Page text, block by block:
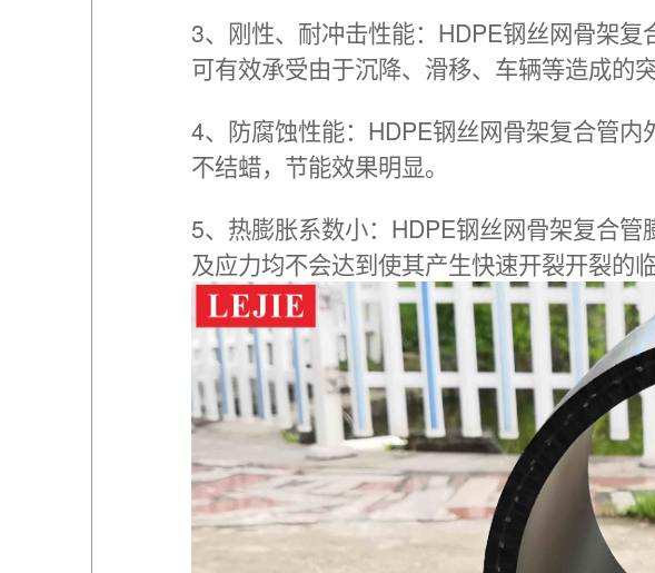
3、刚性、耐冲击性能：HDPE钢丝网骨架
可有效承受由于沉降、滑移、车辆等造成的
4、防腐蚀性能：HDPE钢丝网骨架复合管内
不结蜡，节能效果明显。
5、热膨胀系数小：HDPE钢丝网骨架复合
及应力均不会达到使其产生快速开裂开裂的临